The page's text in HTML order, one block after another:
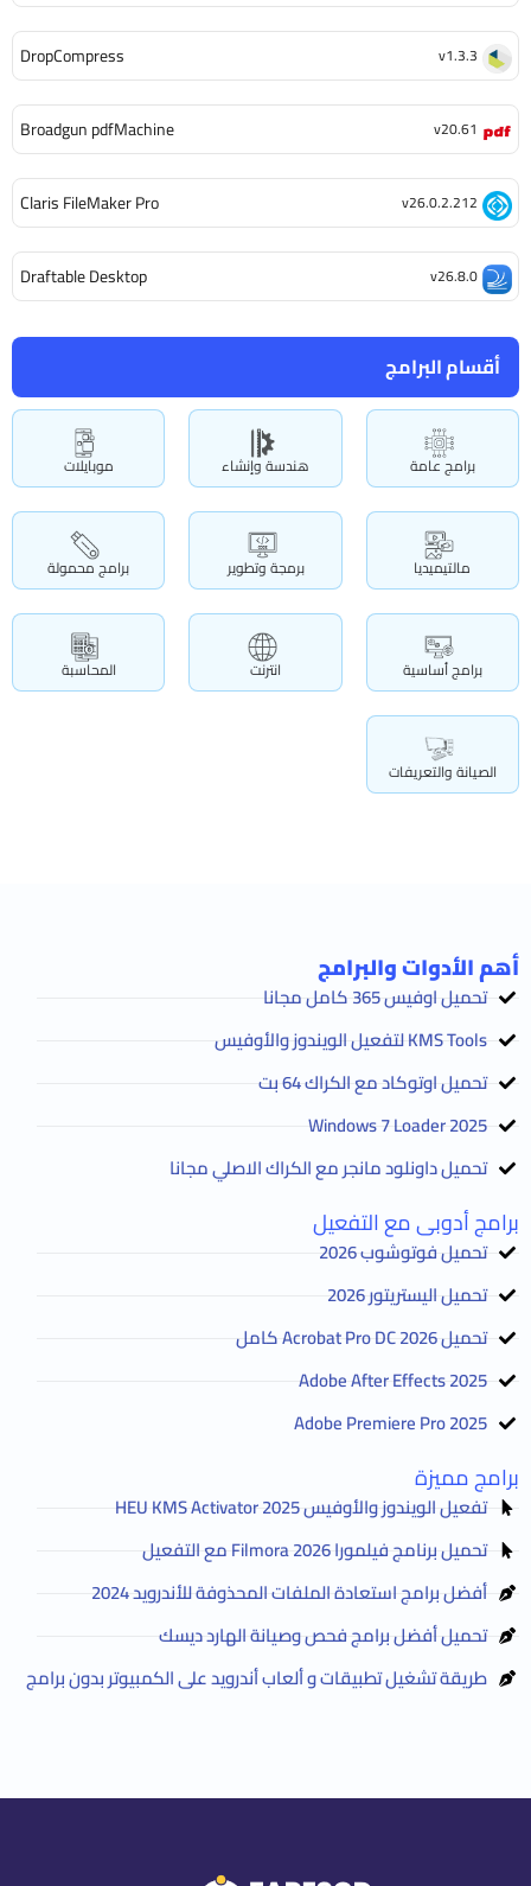
أقسام البرامج
برامج عامة هندسة وإنشاء موبايلات
مالتيميديا برمجة وتطوير برامج محمولة
برامج أساسية انترنت المحاسبة
الصيانة والتعريفات
DropCompress v1.3.3
Broadgun pdfMachine v20.61
Claris FileMaker Pro v26.0.2.212
Draftable Desktop v26.8.0
أهم الأدوات والبرامج
تحميل اوفيس 365 كامل مجانا
KMS Tools لتفعيل الويندوز والأوفيس
تحميل اوتوكاد مع الكراك 64 بت
2025 Windows 7 Loader
تحميل داونلود مانجر مع الكراك الاصلي مجانا
برامج أدوبى مع التفعيل
تحميل فوتوشوب 2026
تحميل اليستريتور 2026
تحميل Acrobat Pro DC 2026 كامل
Adobe After Effects 2025
Adobe Premiere Pro 2025
برامج مميزة
تفعيل الويندوز والأوفيس HEU KMS Activator 2025
تحميل برنامج فيلمورا Filmora 2026 مع التفعيل
أفضل برامج استعادة الملفات المحذوفة للأندرويد 2024
تحميل أفضل برامج فحص وصيانة الهارد ديسك
طريقة تشغيل تطبيقات و ألعاب أندرويد على الكمبيوتر بدون برامج